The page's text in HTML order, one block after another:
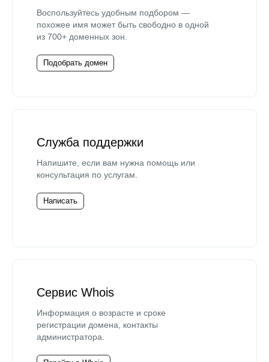
Воспользуйтесь удобным подбором —
похожее имя может быть свободно в одной
из 700+ доменных зон.
Подобрать домен
Служба поддержки
Напишите, если вам нужна помощь или
консультация по услугам.
Написать
Сервис Whois
Информация о возрасте и сроке
регистрации домена, контакты
администратора.